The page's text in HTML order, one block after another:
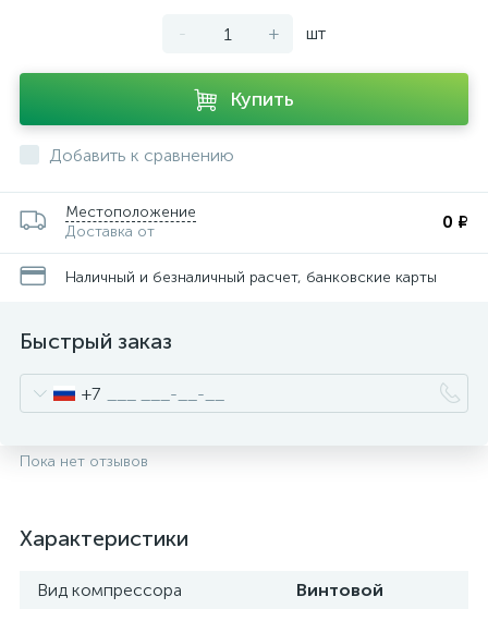
- + шт
Купить
Добавить к сравнению
Местоположение
Доставка от
0 ₽
Наличный и безналичный расчет, банковские карты
Быстрый заказ
+7
Пока нет отзывов
Характеристики
Вид компрессора
Винтовой